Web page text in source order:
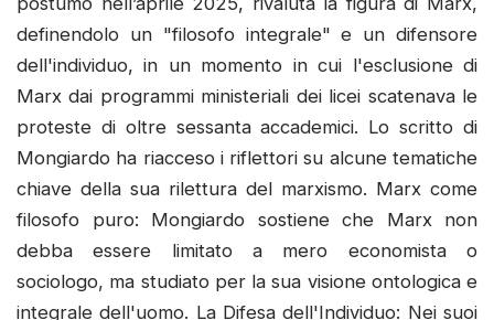
definendolo un "filosofo integrale" e un difensore
dell'individuo, in un momento in cui l'esclusione di
Marx dai programmi ministeriali dei licei scatenava le
proteste di oltre sessanta accademici. Lo scritto di
Mongiardo ha riacceso i riflettori su alcune tematiche
chiave della sua rilettura del marxismo. Marx come
filosofo puro: Mongiardo sostiene che Marx non
debba essere limitato a mero economista o
sociologo, ma studiato per la sua visione ontologica e
integrale dell'uomo. La Difesa dell'Individuo: Nei suoi